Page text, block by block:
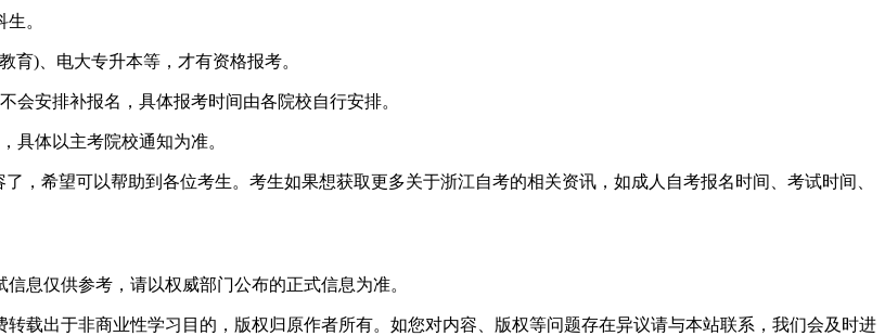
。
)、电大专升本等，才有资格报考。
安排补报名，具体报考时间由各院校自行安排。
体以主考院校通知为准。
希望可以帮助到各位考生。考生如果想获取更多关于浙江自考的相关资讯，如成人自考报名时间、考试时间、
息仅供参考，请以权威部门公布的正式信息为准。
载出于非商业性学习目的，版权归原作者所有。如您对内容、版权等问题存在异议请与本站联系，我们会及时进